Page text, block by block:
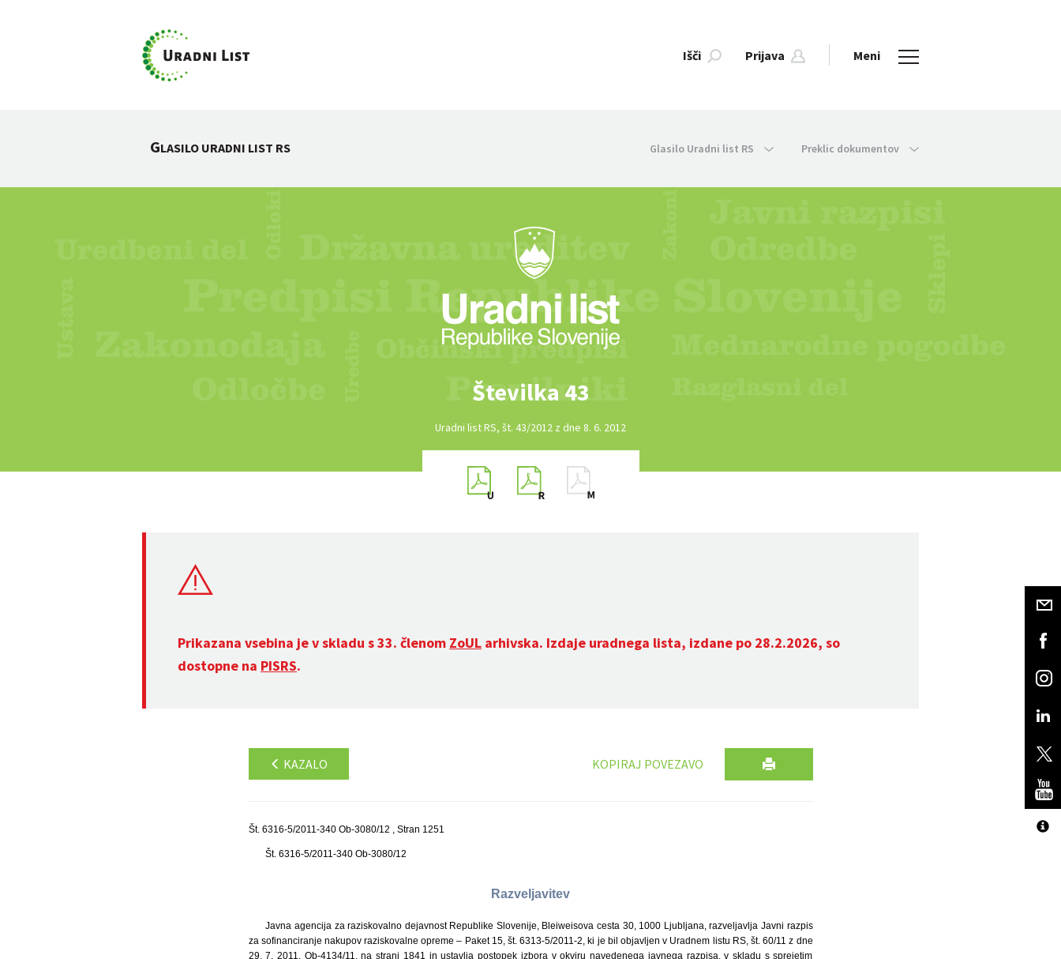
Išči Prijava Meni
GLASILO URADNI LIST RS Glasilo Uradni list RS Preklic dokumentov
Številka 43
Uradni list RS, št. 43/2012 z dne 8. 6. 2012
Prikazana vsebina je v skladu s 33. členom ZoUL arhivska. Izdaje uradnega lista, izdane po 28.2.2026, so
dostopne na PISRS.
KAZALO KOPIRAJ POVEZAVO
Št. 6316-5/2011-340 Ob-3080/12 , Stran 1251
Št. 6316-5/2011-340 Ob-3080/12
Razveljavitev
Javna agencija za raziskovalno dejavnost Republike Slovenije, Bleiweisova cesta 30, 1000 Ljubljana, razveljavlja Javni razpis
za sofinanciranje nakupov raziskovalne opreme – Paket 15, št. 6313-5/2011-2, ki je bil objavljen v Uradnem listu RS, št. 60/11 z dne
29. 7. 2011, Ob-4134/11, na strani 1841 in ustavlja postopek izbora v okviru navedenega javnega razpisa, v skladu s sprejetim